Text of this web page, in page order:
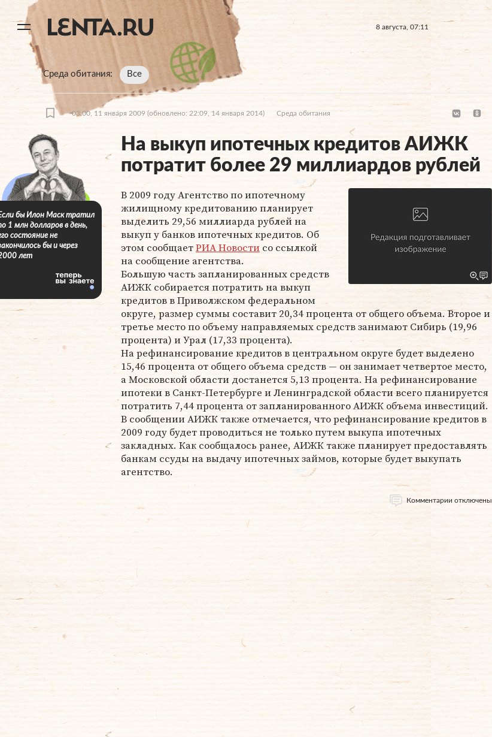
8 августа, 07:11
Среда обитания Все
03:00, 11 января 2009 (обновлено: 22:09, 14 января 2014) Среда обитания
На выкуп ипотечных кредитов АИЖК
потратит более 29 миллиардов рублей
В 2009 году Агентство по ипотечному
жилищному кредитованию планирует
выделить 29,56 миллиарда рублей на
выкуп у банков ипотечных кредитов. Об
этом сообщаетРИА Новости со ссылкой
на сообщение агентства.
Большую часть запланированных средств
АИЖК собирается потратить на выкуп
кредитов в Приволжском федеральном
округе, размер суммы составит 20,34 процента от общего объема. Второе и
третье место по объему направляемых средств занимают Сибирь (19,96
процента) и Урал (17,33 процента).
На рефинансирование кредитов в центральном округе будет выделено
15,46 процента от общего объема средств — он занимает четвертое место,
а Московской области достанется 5,13 процента. На рефинансирование
ипотеки в Санкт-Петербурге и Ленинградской области всего планируется
потратить 7,44 процента от запланированного АИЖК объема инвестиций.
В сообщении АИЖК также отмечается, что рефинансирование кредитов в
2009 году будет проводиться не только путем выкупа ипотечных
закладных. Как сообщалось ранее, АИЖК также планирует предоставлять
банкам ссуды на выдачу ипотечных займов, которые будет выкупать
агентство.
Комментарии отключены
бы Илон Маск тратил
1 млн долларов в день,
состояние не
бы и через
лет